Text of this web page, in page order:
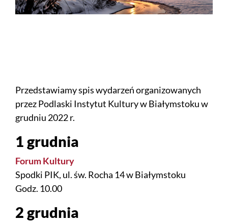
Przedstawiamy spis wydarzeń organizowanych
przez Podlaski Instytut Kultury w Białymstoku w
grudniu 2022 r.
1 grudnia
Forum Kultury
Spodki PIK, ul. św. Rocha 14 w Białymstoku
Godz. 10.00
2 grudnia